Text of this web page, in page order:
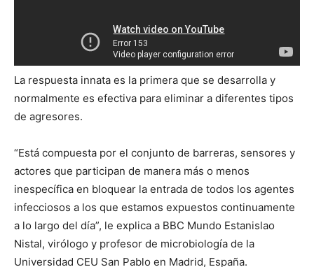
La respuesta innata es la primera que se desarrolla y
normalmente es efectiva para eliminar a diferentes tipos
de agresores.
“Está compuesta por el conjunto de barreras, sensores y
actores que participan de manera más o menos
inespecífica en bloquear la entrada de todos los agentes
infecciosos a los que estamos expuestos continuamente
a lo largo del día”, le explica a BBC Mundo Estanislao
Nistal, virólogo y profesor de microbiología de la
Universidad CEU San Pablo en Madrid, España.